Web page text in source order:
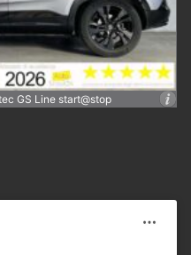
GS Line start@stop